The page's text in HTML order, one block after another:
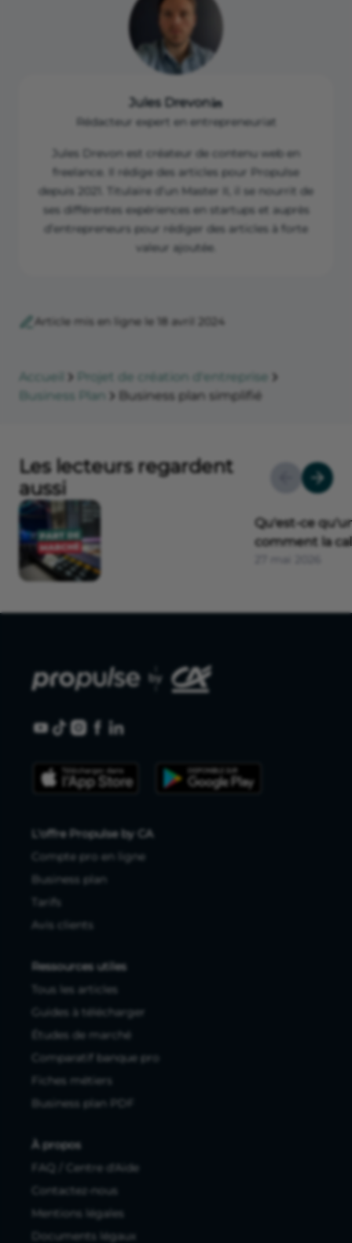
Jules Drevon
Rédacteur expert en entrepreneuriat
Jules Drevon est créateur de contenu web en
freelance. Il rédige des articles pour Propulse
depuis 2021. Titulaire d’un Master II, il se nourrit de
ses différentes expériences en startups et auprès
d’entrepreneurs pour rédiger des articles à forte
valeur ajoutée.
Article mis en ligne le 18 avril 2024
Accueil
Projet de création d'entreprise
Business Plan
Business plan simplifié
Les lecteurs regardent
aussi
Qu'est-ce
comment la
L'offre Propulse by CA
Compte pro en ligne
Business plan
Tarifs
Avis clients
Ressources utiles
Tous les articles
Guides à télécharger
Études de marché
Comparatif banque pro
Fiches métiers
Business plan PDF
À propos
FAQ / Centre d'Aide
Contactez-nous
Mentions légales
Documents légaux